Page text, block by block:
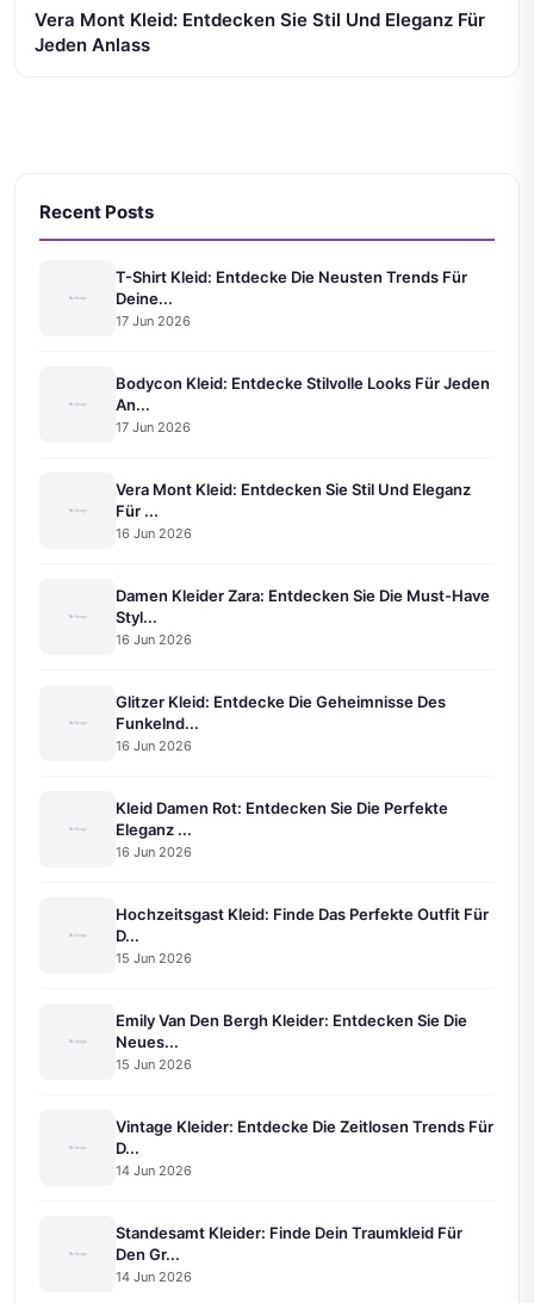
Vera Mont Kleid: Entdecken Sie Stil Und Eleganz Für
Jeden Anlass
Recent Posts
T-Shirt Kleid: Entdecke Die Neusten Trends Für
Deine...
17 Jun 2026
Bodycon Kleid: Entdecke Stilvolle Looks Für Jeden
An...
17 Jun 2026
Vera Mont Kleid: Entdecken Sie Stil Und Eleganz
Für ...
16 Jun 2026
Damen Kleider Zara: Entdecken Sie Die Must-Have
Styl...
16 Jun 2026
Glitzer Kleid: Entdecke Die Geheimnisse Des
Funkelnd...
16 Jun 2026
Kleid Damen Rot: Entdecken Sie Die Perfekte
Eleganz ...
16 Jun 2026
Hochzeitsgast Kleid: Finde Das Perfekte Outfit Für
D...
15 Jun 2026
Emily Van Den Bergh Kleider: Entdecken Sie Die
Neues...
15 Jun 2026
Vintage Kleider: Entdecke Die Zeitlosen Trends Für
D...
14 Jun 2026
Standesamt Kleider: Finde Dein Traumkleid Für
Den Gr...
14 Jun 2026